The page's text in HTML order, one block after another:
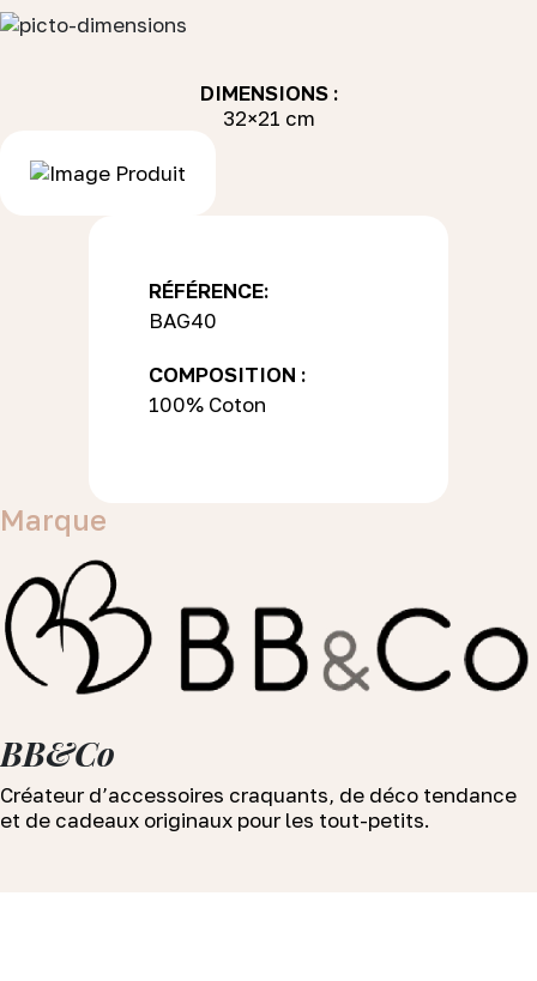
DIMENSIONS :
32×21 cm
RÉFÉRENCE:
BAG40
COMPOSITION :
100% Coton
Marque
BB&Co
Créateur d’accessoires craquants, de déco tendance
et de cadeaux originaux pour les tout-petits.